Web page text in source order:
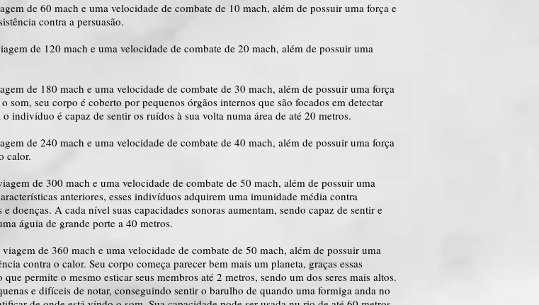
de 60 mach e uma velocidade de combate de 10 mach, além de possuir uma força e
contra a persuasão.
de 120 mach e uma velocidade de combate de 20 mach, além de possuir uma
de 180 mach e uma velocidade de combate de 30 mach, além de possuir uma força
som, seu corpo é coberto por pequenos órgãos internos que são focados em detectar
indivíduo é capaz de sentir os ruídos à sua volta numa área de até 20 metros.
de 240 mach e uma velocidade de combate de 40 mach, além de possuir uma força
calor.
de 300 mach e uma velocidade de combate de 50 mach, além de possuir uma
anteriores, esses indivíduos adquirem uma imunidade média contra
doenças. A cada nível suas capacidades sonoras aumentam, sendo capaz de sentir e
águia de grande porte a 40 metros.
de 360 mach e uma velocidade de combate de 50 mach, além de possuir uma
contra o calor. Seu corpo começa parecer bem mais um planeta, graças essas
permite o mesmo esticar seus membros até 2 metros, sendo um dos seres mais altos.
e difíceis de notar, conseguindo sentir o barulho de quando uma formiga anda no